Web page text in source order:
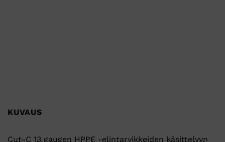
KUVAUS
Cut-C 13 gaugen HPPE -elintarvikkeiden käsittelyyn